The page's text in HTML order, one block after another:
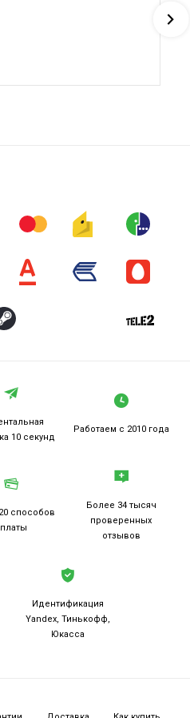
10 секунд
Работаем с 2010 года
способов
Более 34 тысяч
проверенных
отзывов
Идентификация
Yandex, Тинькофф,
Юкасса